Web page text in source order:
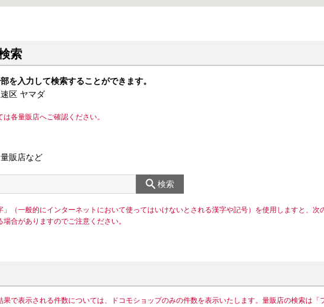
索
を入力して検索することができます。
区 ヤマダ
各量販店へご確認ください。
量販店など
検索
」（一般的にインターネットにおいて使ってはいけないとされる漢字や記号）を使用しますと、次
合がありますのでご注意ください。
果で表示される件数については、ドコモショップのみの件数を表示いたします。量販店の検索は「